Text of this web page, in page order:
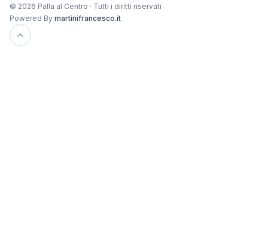
© 2026 Palla al Centro · Tutti i diritti riservati
Powered By martinifrancesco.it